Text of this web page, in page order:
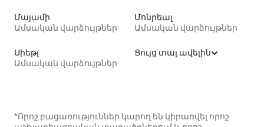
Մայամի
Ամսական վարձույթներ
Մոնրեալ
Ամսական վարձույթներ
Սիեթլ
Ամսական վարձույթներ
Ցույց տալ ավելին
*Որոշ բացառություններ կարող են կիրառվել որոշ